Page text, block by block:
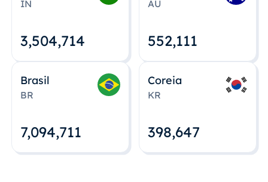
IN
3,504,715
AU
552,112
Brasil
BR
7,094,712
Coreia
KR
398,648